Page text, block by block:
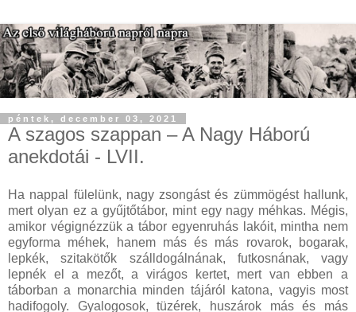
péntek, december 03, 2021
A szagos szappan – A Nagy Háború
anekdotái - LVII.
Ha nappal fülelünk, nagy zsongást és zümmögést hallunk,
mert olyan ez a gyűjtőtábor, mint egy nagy méhkas. Mégis,
amikor végignézzük a tábor egyenruhás lakóit, mintha nem
egyforma méhek, hanem más és más rovarok, bogarak,
lepkék, szitakötők szálldogálnának, futkosnának, vagy
lepnék el a mezőt, a virágos kertet, mert van ebben a
táborban a monarchia minden tájáról katona, vagyis most
hadifogoly. Gyalogosok, tüzérek, huszárok más és más